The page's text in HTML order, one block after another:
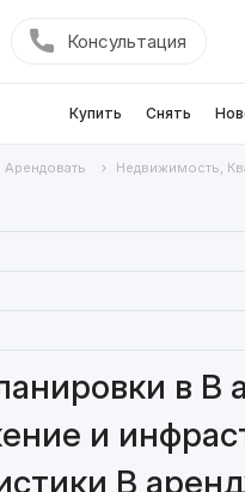
Консультация
Купить Снять
Арендовать Недвижимость,
в В
и
В